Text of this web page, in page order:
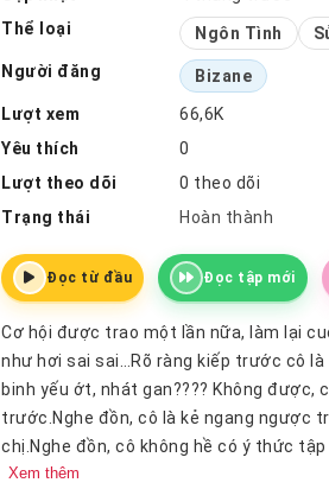
Thể loại
Ngôn Tình
Người đăng
Bizane
Lượt xem
66,6K
Yêu thích
0
Lượt theo dõi
0 theo dõi
Trạng thái
Hoàn thành
Đọc từ đầu Đọc tập mới
Cơ hội được trao một lần nữa, làm lại
như hơi sai sai…Rõ ràng kiếp trước cô
binh yếu ớt, nhát gan???? Không
trước.Nghe đồn, cô là kẻ ngang ngược
chị.Nghe đồn, cô không hề có ý thức
chị.Nghe đồn, cô là vợ của vị thiếu gia
Xem thêm